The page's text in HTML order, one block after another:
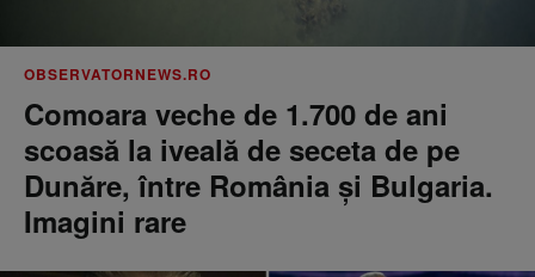
OBSERVATORNEWS.RO
Comoara veche de 1.700 de ani
scoasă la iveală de seceta de pe
Dunăre, între România şi Bulgaria.
Imagini rare